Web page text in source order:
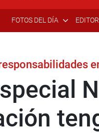
FOTOS DEL DÍA